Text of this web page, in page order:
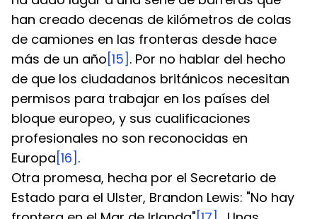
han creado decenas de kilómetros de colas
de camiones en las fronteras desde hace
más de un año [15] . Por no hablar del hecho
de que los ciudadanos británicos necesitan
permisos para trabajar en los países del
bloque europeo, y sus cualificaciones
profesionales no son reconocidas en
Europa [16] .
Otra promesa, hecha por el Secretario de
Estado para el Ulster, Brandon Lewis: "No hay